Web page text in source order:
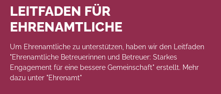
LEITFADEN FÜR
EHRENAMTLICHE
Um Ehrenamtliche zu unterstützen, haben wir den Leitfaden
"Ehrenamtliche Betreuerinnen und Betreuer: Starkes
Engagement für eine bessere Gemeinschaft" erstellt. Mehr
dazu unter "Ehrenamt"